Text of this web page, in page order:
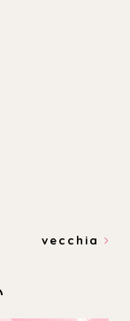
vecchia